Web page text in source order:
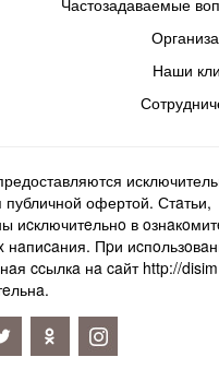
Частозадаваемые
Наши
офертой. Стaтьи,
иcключитeльнo в
Пpи
ccылкa нa caйт http://